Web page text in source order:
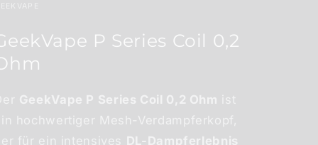
P Series Coil 0,2
GeekVape P Series Coil 0,2 Ohm ist
hochwertiger Mesh-Verdampferkopf,
für ein intensives
DL-Dampferlebnis